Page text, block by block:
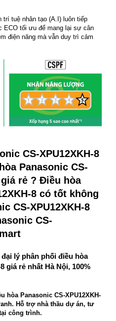
trí tuệ nhân tạo (A.I) luôn tiếp
ECO tối ưu để mang lại sự cân
điện năng mà vẫn duy trì cảm
CS-XPU12XKH-8
Panasonic CS-
rẻ ? Điều hòa
8 có tốt không
CS-XPU12XKH-8
CS-
lý phân phối điều hòa
giá rẻ nhất Hà Nội, 100%
hòa Panasonic CS-XPU12XKH-
Hỗ trợ nhà thầu dự án, tư
công trình.